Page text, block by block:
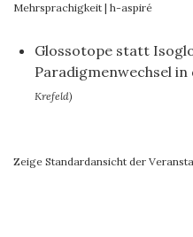
Mehrsprachigkeit | h-aspiré
Glossotope statt
Paradigmenwechsel
Krefeld)
Zeige Standardansicht der